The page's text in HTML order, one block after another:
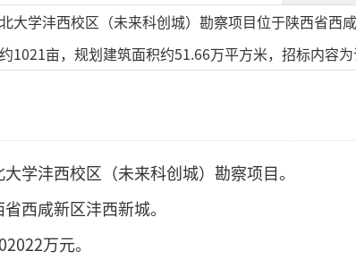
大学沣西校区（未来科创城）勘察项目位于陕西省西
1021亩，规划建筑面积约51.66万平方米，招标内容
学沣西校区（未来科创城）勘察项目。
西咸新区沣西新城。
万元。